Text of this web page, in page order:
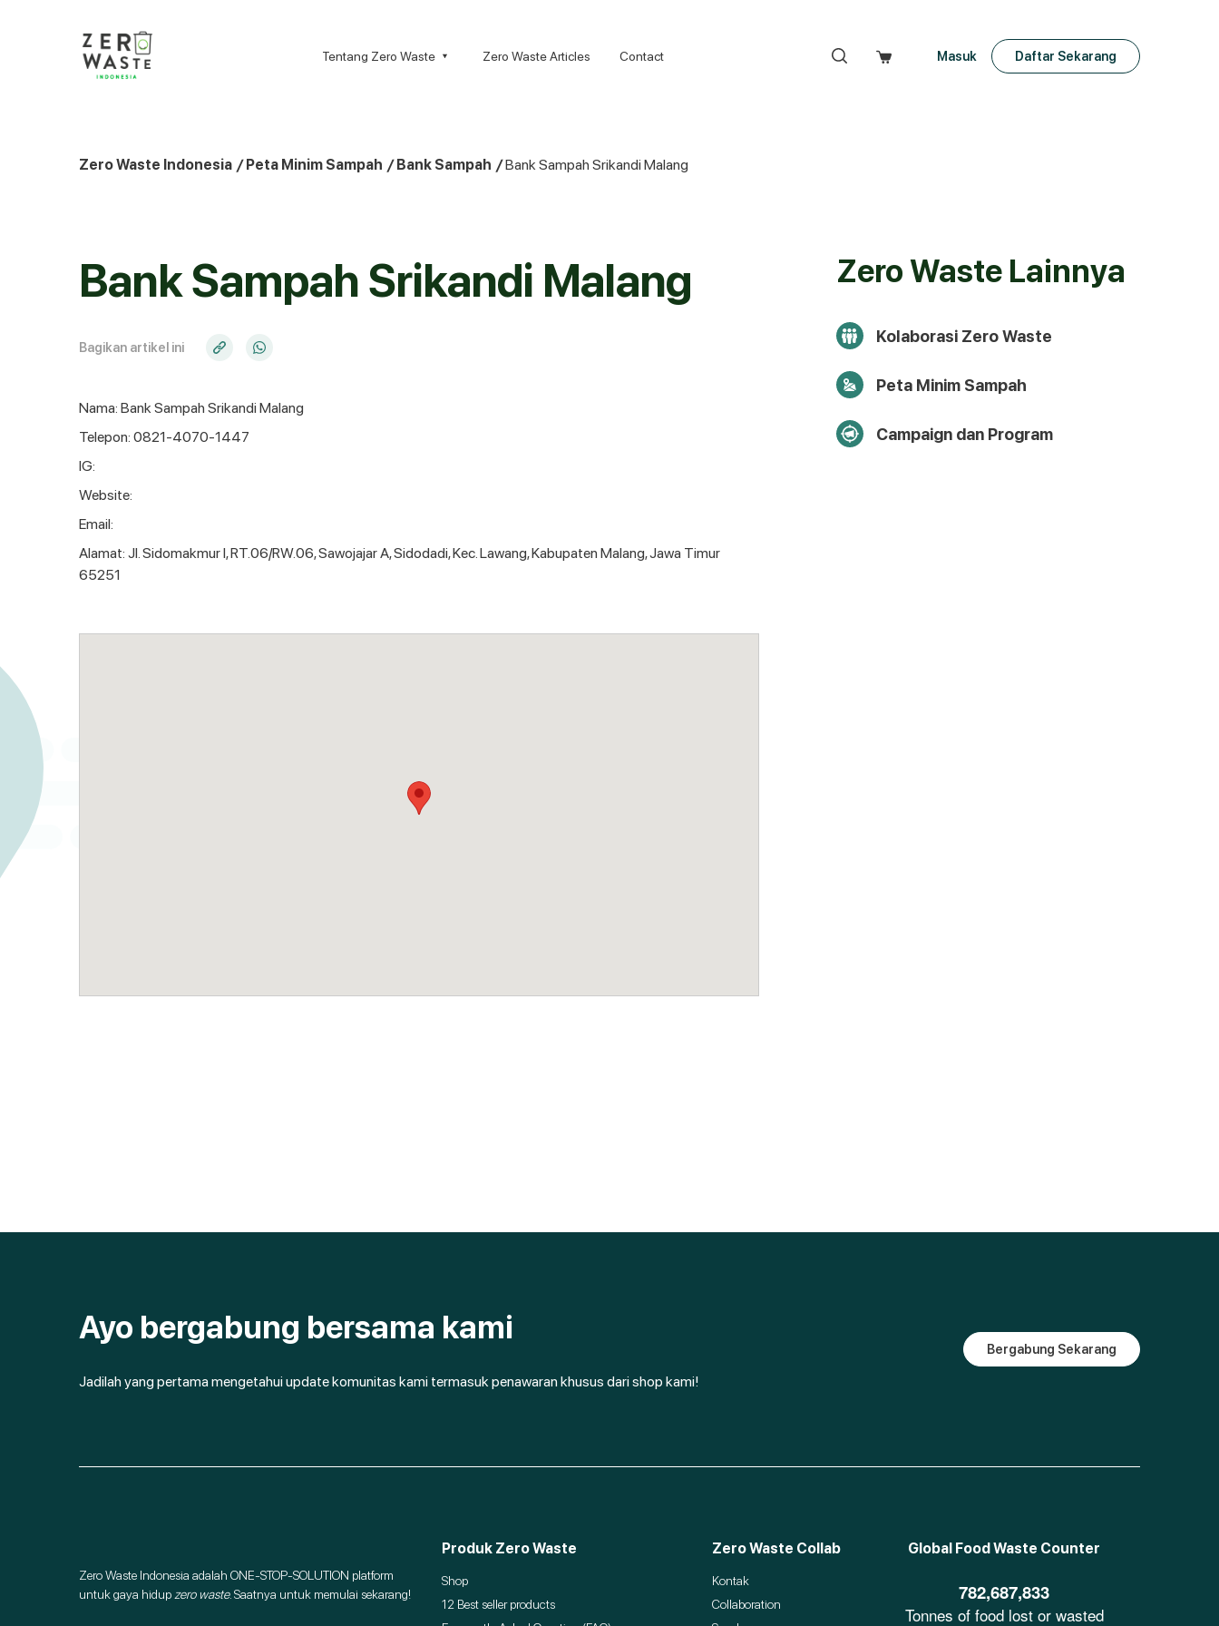
Tentang Zero Waste Zero Waste Articles Contact Masuk Daftar Sekarang
Zero Waste Indonesia / Peta Minim Sampah / Bank Sampah / Bank Sampah Srikandi Malang
Bank Sampah Srikandi Malang
Bagikan artikel ini
Nama: Bank Sampah Srikandi Malang
Telepon: 0821-4070-1447
IG:
Website:
Email:
Alamat: Jl. Sidomakmur I, RT.06/RW.06, Sawojajar A, Sidodadi, Kec. Lawang, Kabupaten Malang, Jawa Timur
65251
Zero Waste Lainnya
Kolaborasi Zero Waste
Peta Minim Sampah
Campaign dan Program
Ayo bergabung bersama kami
Jadilah yang pertama mengetahui update komunitas kami termasuk penawaran khusus dari shop kami!
Bergabung Sekarang
Zero Waste Indonesia adalah ONE-STOP-SOLUTION platform
untuk gaya hidup zero waste. Saatnya untuk memulai sekarang!
Produk Zero Waste
Shop
12 Best seller products
Zero Waste Collab
Kontak
Collaboration
Global Food Waste Counter